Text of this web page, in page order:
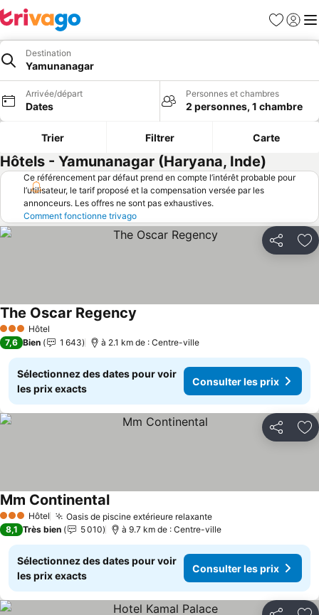
Favoris
Se
Destination
Yamunanagar
Arrivée/départ
Dates
Personnes et chambres
2 personnes, 1 chambre
Trier Filtrer Carte
Hôtels - Yamunanagar (Haryana, Inde)
Ce référencement par défaut prend en compte l’intérêt probable pour
l’utilisateur, le tarif proposé et la compensation versée par les
annonceurs. Les offres ne sont pas exhaustives.
Comment fonctionne trivago
Partager
3 ÉtoilesHôtel
The Oscar Regency
7,6 Bien 1 643 à 2.1 km de : Centre-ville
Sélectionnez des dates pour voir
les prix exacts
Consulter les prix
Partager
3 ÉtoilesHôtel Oasis de piscine extérieure relaxante
Mm Continental
8,1 Très bien 5 010 à 9.7 km de : Centre-ville
Sélectionnez des dates pour voir
les prix exacts
Consulter les prix